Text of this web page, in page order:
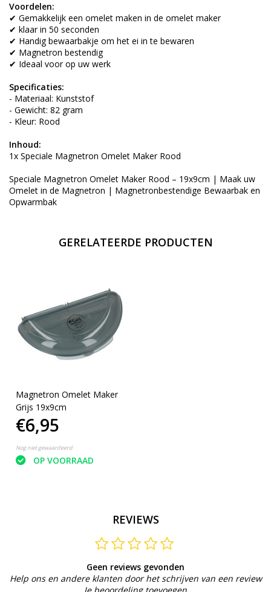
Voordelen:
✔ Gemakkelijk een omelet maken in de omelet maker
✔ klaar in 50 seconden
✔ Handig bewaarbakje om het ei in te bewaren
✔ Magnetron bestendig
✔ Ideaal voor op uw werk
Specificaties:
- Materiaal: Kunststof
- Gewicht: 82 gram
- Kleur: Rood
Inhoud:
1x Speciale Magnetron Omelet Maker Rood
Speciale Magnetron Omelet Maker Rood – 19x9cm | Maak uw
Omelet in de Magnetron | Magnetronbestendige Bewaarbak en
Opwarmbak
GERELATEERDE PRODUCTEN
Magnetron Omelet Maker
Grijs 19x9cm
€6,95
Nog niet gewaardeerd
OP VOORRAAD
REVIEWS
Geen reviews gevonden
Help ons en andere klanten door het schrijven van een review